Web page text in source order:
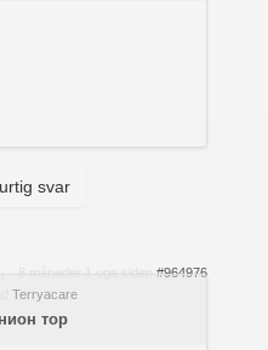
svar
8 måneder 1 uge siden
#964976
Terryacare
тор